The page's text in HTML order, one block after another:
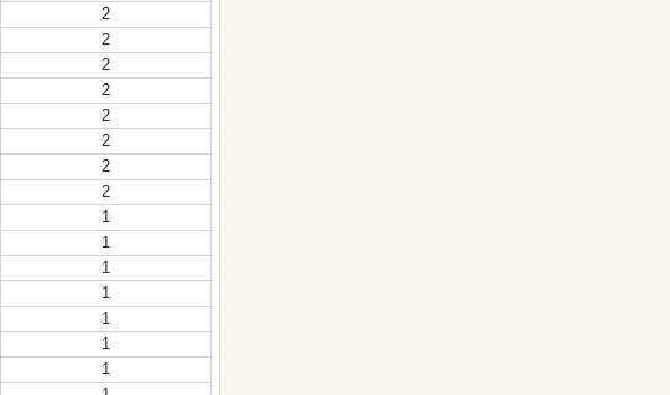
2
2
2
2
2
2
2
2
1
1
1
1
1
1
1